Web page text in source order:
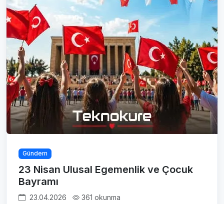
Gündem
23 Nisan Ulusal Egemenlik ve Çocuk
Bayramı
23.04.2026 361 okunma